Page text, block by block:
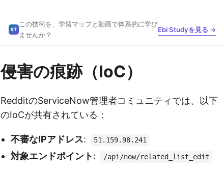
ST
この技術を、学習マップと動画で体系的に学び
ませんか？
Ebi Studyを見る →
侵害の痕跡（IoC）
RedditのServiceNow管理者コミュニティでは、以下
のIoCが共有されている：
不審なIPアドレス: 51.159.98.241
対象エンドポイント: /api/now/related_list_edit